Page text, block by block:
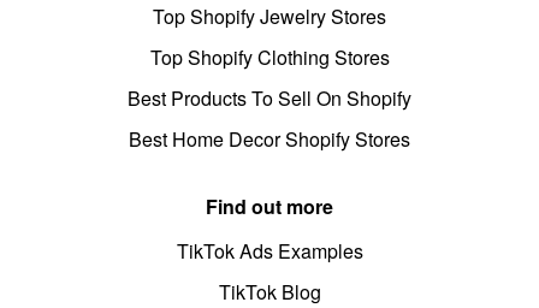
Top Shopify Jewelry Stores
Top Shopify Clothing Stores
Best Products To Sell On Shopify
Best Home Decor Shopify Stores
Find out more
TikTok Ads Examples
TikTok Blog